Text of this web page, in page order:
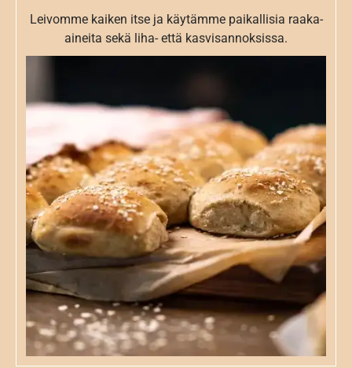
Leivomme kaiken itse ja käytämme paikallisia raaka-
aineita sekä liha- että kasvisannoksissa.